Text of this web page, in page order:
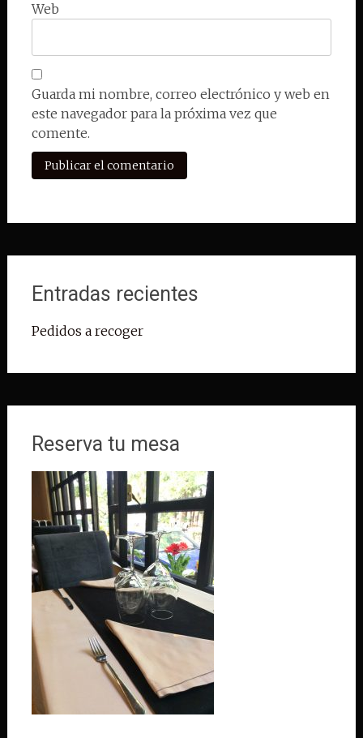
Web
Guarda mi nombre, correo electrónico y web en
este navegador para la próxima vez que
comente.
Entradas recientes
Pedidos a recoger
Reserva tu mesa